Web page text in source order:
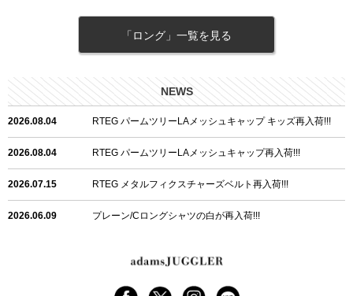
「ロング」一覧を見る
NEWS
2026.08.04 RTEG パームツリーLAメッシュキャップ キッズ再入荷!!!
2026.08.04 RTEG パームツリーLAメッシュキャップ再入荷!!!
2026.07.15 RTEG メタルフィクスチャーズベルト再入荷!!!
2026.06.09 プレーン/Cロングシャツの白が再入荷!!!